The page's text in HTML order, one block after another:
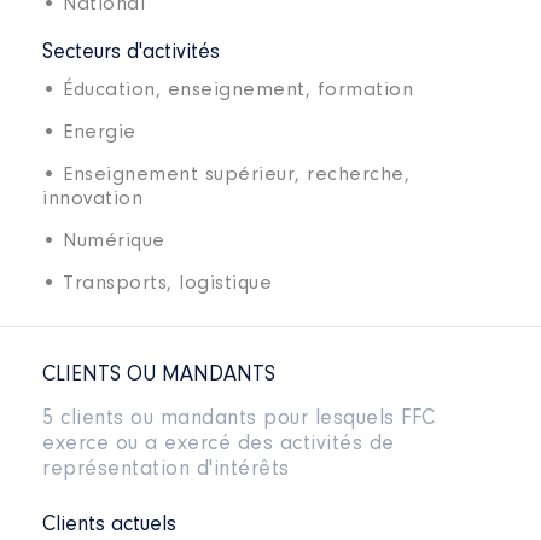
• National
Secteurs d'activités
• Éducation, enseignement, formation
• Energie
• Enseignement supérieur, recherche,
innovation
• Numérique
• Transports, logistique
CLIENTS OU MANDANTS
5 clients ou mandants pour lesquels FFC
exerce ou a exercé des activités de
représentation d'intérêts
Clients actuels